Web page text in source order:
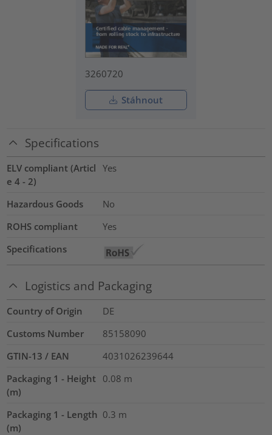
3260720
Stáhnout
Specifications
ELV compliant (Articl
e 4 - 2)
Yes
Hazardous Goods
No
ROHS compliant
Yes
Specifications
Logistics and Packaging
Country of Origin
DE
Customs Number
85158090
GTIN-13 / EAN
4031026239644
Packaging 1 - Height
(m)
0.08 m
Packaging 1 - Length
(m)
0.3 m